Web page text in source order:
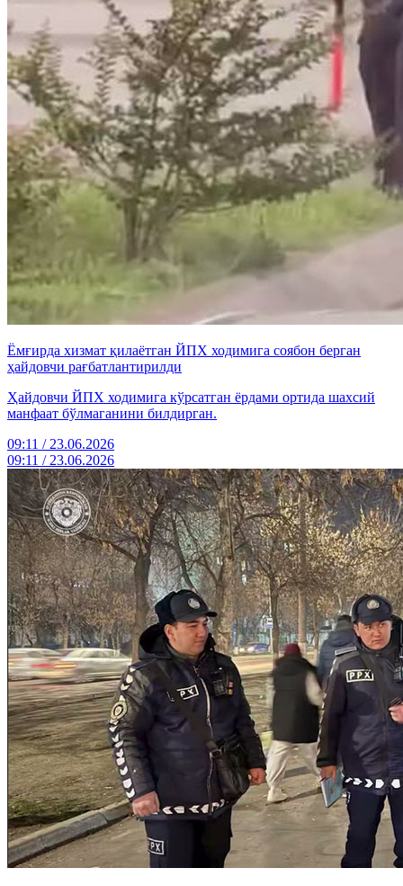
Ёмғирда хизмат қилаётган ЙПХ ходимига соябон берган
ҳайдовчи рағбатлантирилди
Ҳайдовчи ЙПХ ходимига кўрсатган ёрдами ортида шахсий
манфаат бўлмаганини билдирган.
09:11 / 23.06.2026
09:11 / 23.06.2026